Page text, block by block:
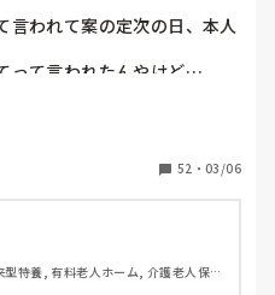
言われて案の定次の日、本人
って言われたんやけど…
てくれとるんか分からへんし
っとる…
ょうかーーーー😫笑 52 ・ 03/06
特養, 有料老人ホーム, 介護老人保健